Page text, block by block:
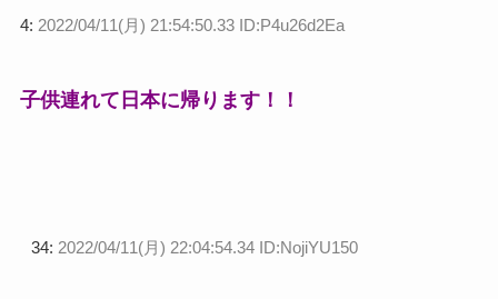
4: 2022/04/11(月) 21:54:50.33 ID:P4u26d2Ea
子供連れて日本に帰ります！！
34: 2022/04/11(月) 22:04:54.34 ID:NojiYU150